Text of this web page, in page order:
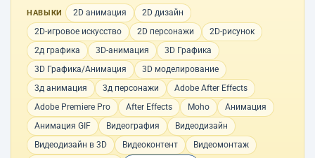
НАВЫКИ 2D анимация
2D дизайн
2D-игровое искусство
2D персонажи
2D-рисунок
2д графика
3D-анимация
3D Графика
3D Графика/Анимация
3D моделирование
3д анимация
3д персонажи
Adobe After Effects
Adobe Premiere Pro
After Effects Moho
Анимация
Анимация GIF
Видеография
Видеодизайн
Видеодизайн в 3D
Видеоконтент
Видеомонтаж